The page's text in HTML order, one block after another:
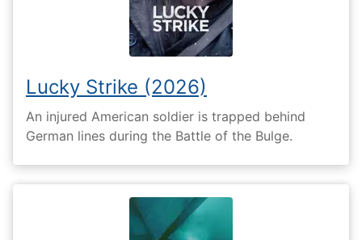
Lucky Strike (2026)
An injured American soldier is trapped behind
German lines during the Battle of the Bulge.